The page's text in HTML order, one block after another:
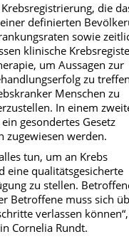
die
definierten
sowie
klinische
um Aussagen zur
zu
Menschen zu
In einem
gesondertes Gesetz
zugewiesen werden.
tun, um an Krebs
eine qualitätsgesicherte
zu stellen.
Betroffene muss sich
verlassen
Cornelia Rundt.